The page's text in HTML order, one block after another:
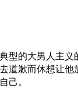
的大男人主义
道歉而休想让
己。